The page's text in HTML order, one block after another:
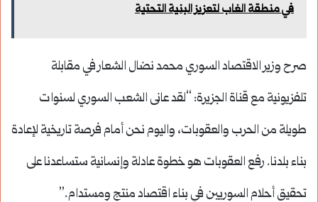
في منطقة الغاب لتعزيز البنية التحتية
صرح وزير الاقتصاد السوري محمد نضال الشعار في مقابلة
تلفزيونية مع قناة الجزيرة: “لقد عانى الشعب السوري لسنوات
طويلة من الحرب والعقوبات، واليوم نحن أمام فرصة تاريخية لإعادة
بناء بلدنا. رفع العقوبات هو خطوة عادلة وإنسانية ستساعدنا على
تحقيق أحلام السوريين في بناء اقتصاد منتج ومستدام.”